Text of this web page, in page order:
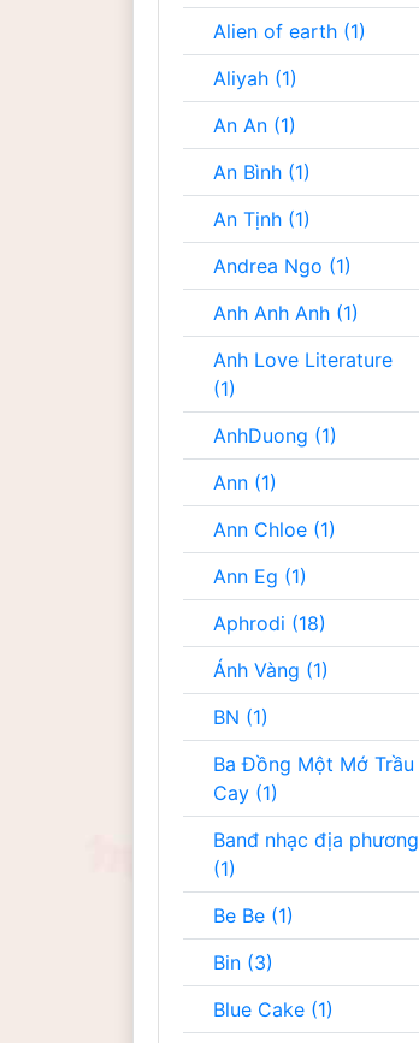
Alien of earth (1)
Aliyah (1)
An An (1)
An Bình (1)
An Tịnh (1)
Andrea Ngo (1)
Anh Anh Anh (1)
Anh Love Literature
(1)
AnhDuong (1)
Ann (1)
Ann Chloe (1)
Ann Eg (1)
Aphrodi (18)
Ánh Vàng (1)
BN (1)
Ba Đồng Một Mớ Trầu
Cay (1)
Banđ nhạc địa phương
(1)
Be Be (1)
Bin (3)
Blue Cake (1)